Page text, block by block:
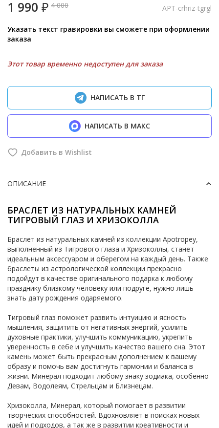
1 990 ₽ 4 000 APT-crhriz-tgrgl
Указать текст гравировки вы сможете при оформлении
заказа
Этот товар временно недоступен для заказа
НАПИСАТЬ В ТГ
НАПИСАТЬ В МАКС
Добавить в Wishlist
ОПИСАНИЕ
БРАСЛЕТ ИЗ НАТУРАЛЬНЫХ КАМНЕЙ
ТИГРОВЫЙ ГЛАЗ И ХРИЗОКОЛЛА
Браслет из натуральных камней из коллекции Apotropey,
выполненный из Тигрового глаза и Хризоколлы, станет
идеальным аксессуаром и оберегом на каждый день. Также
браслеты из астрологической коллекции прекрасно
подойдут в качестве оригинального подарка к любому
празднику близкому человеку или подруге, нужно лишь
знать дату рождения одаряемого.
Тигровый глаз поможет развить интуицию и ясность
мышления, защитить от негативных энергий, усилить
духовные практики, улучшить коммуникацию, укрепить
уверенность в себе и улучшить качество вашего сна. Этот
камень может быть прекрасным дополнением к вашему
образу и помочь вам достигнуть гармонии и баланса в
жизни. Минерал подходит любому знаку зодиака, особенно
Девам, Водолеям, Стрельцам и Близнецам.
Хризоколла, Минерал, который помогает в развитии
творческих способностей. Вдохновляет в поисках новых
идей и подходов, а так же в развитии креативности и